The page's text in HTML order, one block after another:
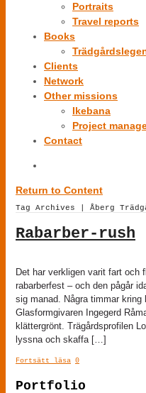
Portraits
Travel reports
Books
Clients
Network
Other missions
Ikebana
Project
Contact
Return to Content
Tag Archives | Åberg
Rabarber-rush
Det har verkligen varit fart och
rabarberfest – och den pågår
sig manad. Några timmar
Glasformgivaren Ingegerd
klättergrönt. Trägårdsprofilen
lyssna och skaffa […]
Fortsätt läsa 0
Portfolio